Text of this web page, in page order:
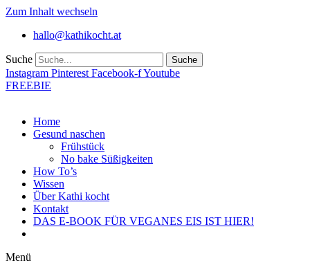
Zum Inhalt wechseln
hallo@kathikocht.at
Suche Suche
Instagram Pinterest Facebook-fYoutube
FREEBIE
Home
Gesund naschen
Frühstück
No bake Süßigkeiten
How To’s
Wissen
Über Kathi kocht
Kontakt
DAS E-BOOK FÜR VEGANES EIS IST HIER!
Menü